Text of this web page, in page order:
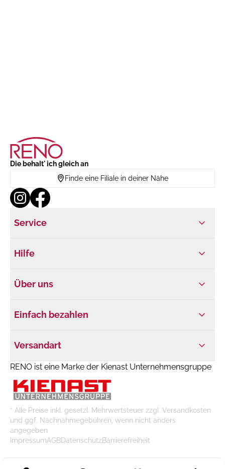
Die behalt' ich gleich an
Finde eine Filiale in deiner Nähe
Service
Hilfe
Über uns
Einfach bezahlen
Versandart
RENO ist eine Marke der Kienast Unternehmensgruppe
* Alle Preise inkl. gesetzl. Mehrwertsteuer zzgl. Versandkosten
und ggf. Nachnahmegebühren, wenn nicht anders
angegeben
ImpressumAGBDatenschutzBarrierefreiheit